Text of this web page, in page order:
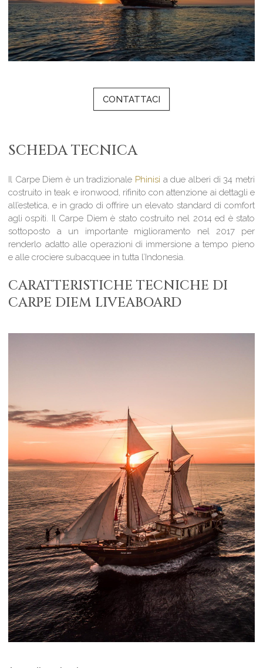
CONTATTACI
SCHEDA TECNICA
Il Carpe Diem è un tradizionale Phinisi a due alberi di 34 metri
costruito in teak e ironwood, rifinito con attenzione ai dettagli e
all’estetica, e in grado di offrire un elevato standard di comfort
agli ospiti. Il Carpe Diem è stato costruito nel 2014 ed è stato
sottoposto a un importante miglioramento nel 2017 per
renderlo adatto alle operazioni di immersione a tempo pieno
e alle crociere subacquee in tutta l’Indonesia.
CARATTERISTICHE TECNICHE DI
CARPE DIEM LIVEABOARD